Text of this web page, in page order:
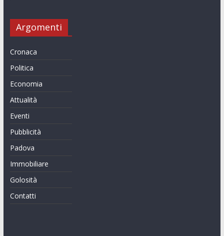
Argomenti
Cronaca
Politica
Economia
Attualità
Eventi
Pubblicità
Padova
Immobiliare
Golosità
Contatti